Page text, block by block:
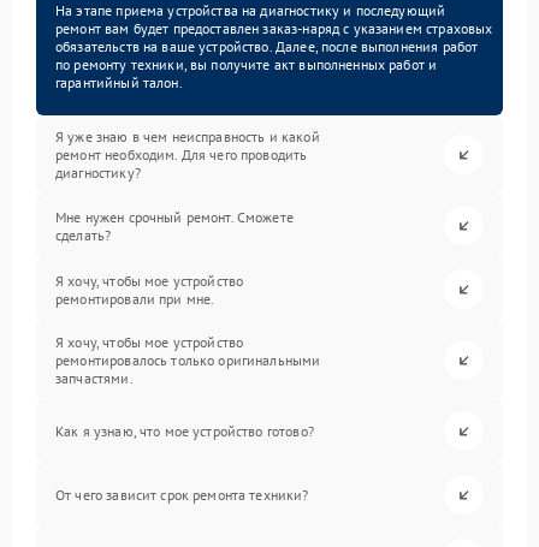
На этапе приема устройства на диагностику и последующий
ремонт вам будет предоставлен заказ-наряд с указанием страховых
обязательств на ваше устройство. Далее, после выполнения работ
по ремонту техники, вы получите акт выполненных работ и
гарантийный талон.
Я уже знаю в чем неисправность и какой
ремонт необходим. Для чего проводить
диагностику?
Мне нужен срочный ремонт. Сможете
сделать?
Я хочу, чтобы мое устройство
ремонтировали при мне.
Я хочу, чтобы мое устройство
ремонтировалось только оригинальными
запчастями.
Как я узнаю, что мое устройство готово?
От чего зависит срок ремонта техники?